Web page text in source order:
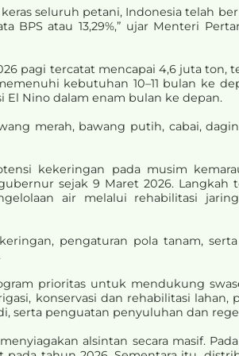
seluruh petani, Indonesia telah
atau 13,29%,” ujar Menteri
pagi tercatat mencapai 4,6 juta ton,
kebutuhan 10–11 bulan ke
El Nino dalam enam bulan ke depan.
merah, bawang putih, cabai,
kekeringan pada musim
sejak 9 Maret 2026.
air melalui rehabilitasi
pengaturan pola tanam,
prioritas untuk mendukung
konservasi dan rehabilitasi lahan,
serta penguatan penyuluhan dan
alsintan secara masif. Pada